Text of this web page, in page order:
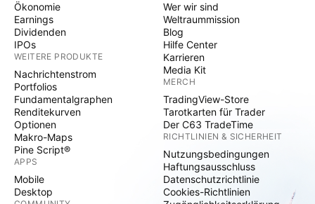
Ökonomie
Earnings
Dividenden
IPOs
WEITERE PRODUKTE
Nachrichtenstrom
Portfolios
Fundamentalgraphen
Renditekurven
Optionen
Makro-Maps
Pine Script®
APPS
Mobile
Desktop
Wer wir sind
Weltraummission
Blog
Hilfe Center
Karrieren
Media Kit
MERCH
TradingView-Store
Tarotkarten für Trader
Der C63 TradeTime
RICHTLINIEN & SICHERHEIT
Nutzungsbedingungen
Haftungsausschluss
Datenschutzrichtlinie
Cookies-Richtlinien